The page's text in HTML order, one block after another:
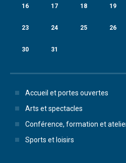
16 17 18 19
23 24 25 26
30 31
Accueil et portes ouvertes
Arts et spectacles
Conférence, formation et
Sports et loisirs